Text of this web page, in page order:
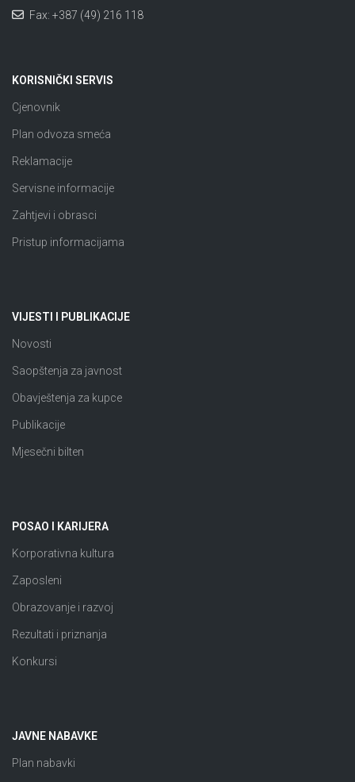
Fax: +387 (49) 216 118
KORISNIČKI SERVIS
Cjenovnik
Plan odvoza smeća
Reklamacije
Servisne informacije
Zahtjevi i obrasci
Pristup informacijama
VIJESTI I PUBLIKACIJE
Novosti
Saopštenja za javnost
Obavještenja za kupce
Publikacije
Mjesečni bilten
POSAO I KARIJERA
Korporativna kultura
Zaposleni
Obrazovanje i razvoj
Rezultati i priznanja
Konkursi
JAVNE NABAVKE
Plan nabavki